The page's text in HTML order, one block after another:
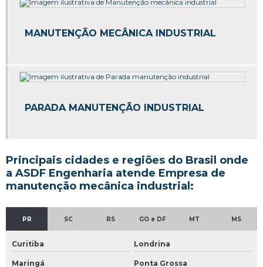
Empresas de manutenção tubulação industrial
Empresas fabricantes de estrutura metálica
Estrutura metálica aço galvanizado
Estrutura metálica equipamentos industriais
Estrutura metálica galpão industrial
Estrutura metálica galpão mezanino
Estrutura metálica galvanizada
Estrutura metalica galvanizada a fogo
Estrutura metálica galvanizada para telhado
MANUTENÇÃO MECÂNICA INDUSTRIAL
PARADA MANUTENÇÃO INDUSTRIAL
Principais cidades e regiões do Brasil onde
a ASDF Engenharia atende Empresa de
manutenção mecânica industrial:
PR SC RS GO e DF MT MS
Curitiba Londrina
Maringá Ponta Grossa